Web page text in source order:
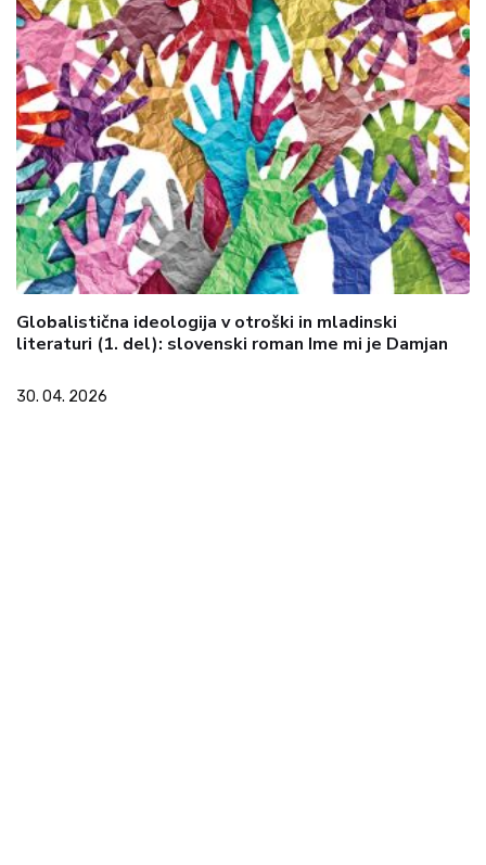
Globalistična ideologija v otroški in mladinski
literaturi (1. del): slovenski roman Ime mi je Damjan
30. 04. 2026